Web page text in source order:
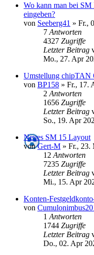
Wo kann man bei SM
eingeben?
von Seeberg41 » Fr.,
7 Antworten
4327 Zugriffe
Letzter Beitrag
Mo., 27. Apr
Umstellung chipTAN
von BP158 » Fr., 17.
2 Antworten
1656 Zugriffe
Letzter Beitrag
So., 19. Apr
Neues SM 15 Layout
vonGert-M » Fr., 23.
12 Antworten
7235 Zugriffe
Letzter Beitrag
Mi., 15. Apr
Konten-
von
1 Antworten
1744 Zugriffe
Letzter Beitrag
Do., 02. Apr